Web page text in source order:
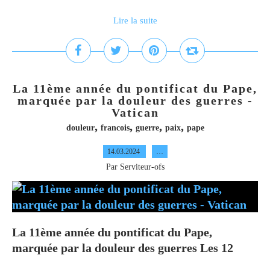
Lire la suite
La 11ème année du pontificat du Pape,
marquée par la douleur des guerres -
Vatican
douleur, francois, guerre, paix, pape
14.03.2024 …
Par Serviteur-ofs
La 11ème année du pontificat du Pape,
marquée par la douleur des guerres Les 12